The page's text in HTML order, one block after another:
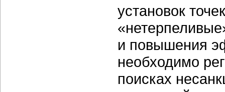
установок
и повышения
необходимо
поисках